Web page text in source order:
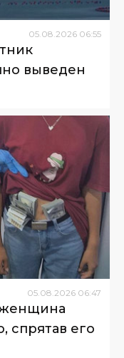
05 08 2026 06:55
выведен
05.08.2026 06:47
женщина
спрятав его